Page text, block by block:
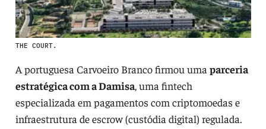
THE COURT.
A portuguesa Carvoeiro Branco firmou uma parceria
estratégica com a Damisa, uma fintech
especializada em pagamentos com criptomoedas e
infraestrutura de escrow (custódia digital) regulada.